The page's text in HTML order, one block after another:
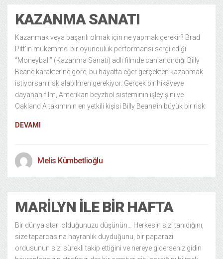
KAZANMA SANATI
Kazanmak veya başarılı olmak için ne yapmak gerekir? Brad
Pitt’in mükemmel bir oyunculuk performansı sergilediği
“Moneyball” (Kazanma Sanatı) adlı filmde canlandırdığı Billy
Beane karakterine göre, bu hayatta eğer gerçekten kazanmak
istiyorsan risk alabilmen gerekiyor. Gerçek bir hikâyeye
dayanan film, Amerikan beyzbol sisteminin işleyişini ve
Oakland A takımının en yetkili kişisi Billy Beane’in büyük bir risk
DEVAMI
Melis Kümbetlioğlu
MARILYN ILE BIR HAFTA
Bir dünya starı olduğunuzu düşünün… Herkesin sizi tanıdığını,
size taparcasına hayranlık duyduğunu, bir paparazi
ordusunun sizi sürekli takip ettiğini ve nereye giderseniz gidin